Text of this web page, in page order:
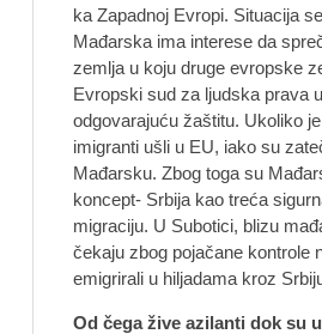
ka Zapadnoj Evropi. Situacija
Mađarska ima interese da
zemlja u koju druge evropske
Evropski sud za ljudska prava
odgovarajuću žaštitu. Ukoliko
imigranti ušli u EU, iako su
Mađarsku. Zbog toga su
koncept- Srbija kao treća
migraciju. U Subotici, blizu
čekaju zbog pojačane kontrole
emigrirali u hiljadama kroz
Od čega žive azilanti dok su